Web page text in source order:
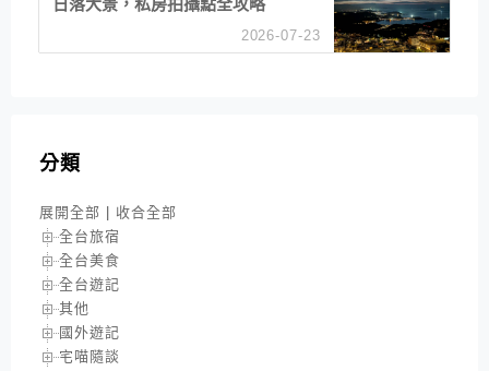
日落大景，私房拍攝點全攻略
2026-07-23
分類
展開全部
收合全部
全台旅宿
全台美食
全台遊記
其他
國外遊記
宅喵隨談